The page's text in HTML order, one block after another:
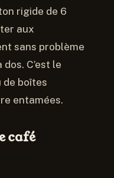
rigide de 6
aux
sans problème
C’est le
de boîtes
entamées.
café